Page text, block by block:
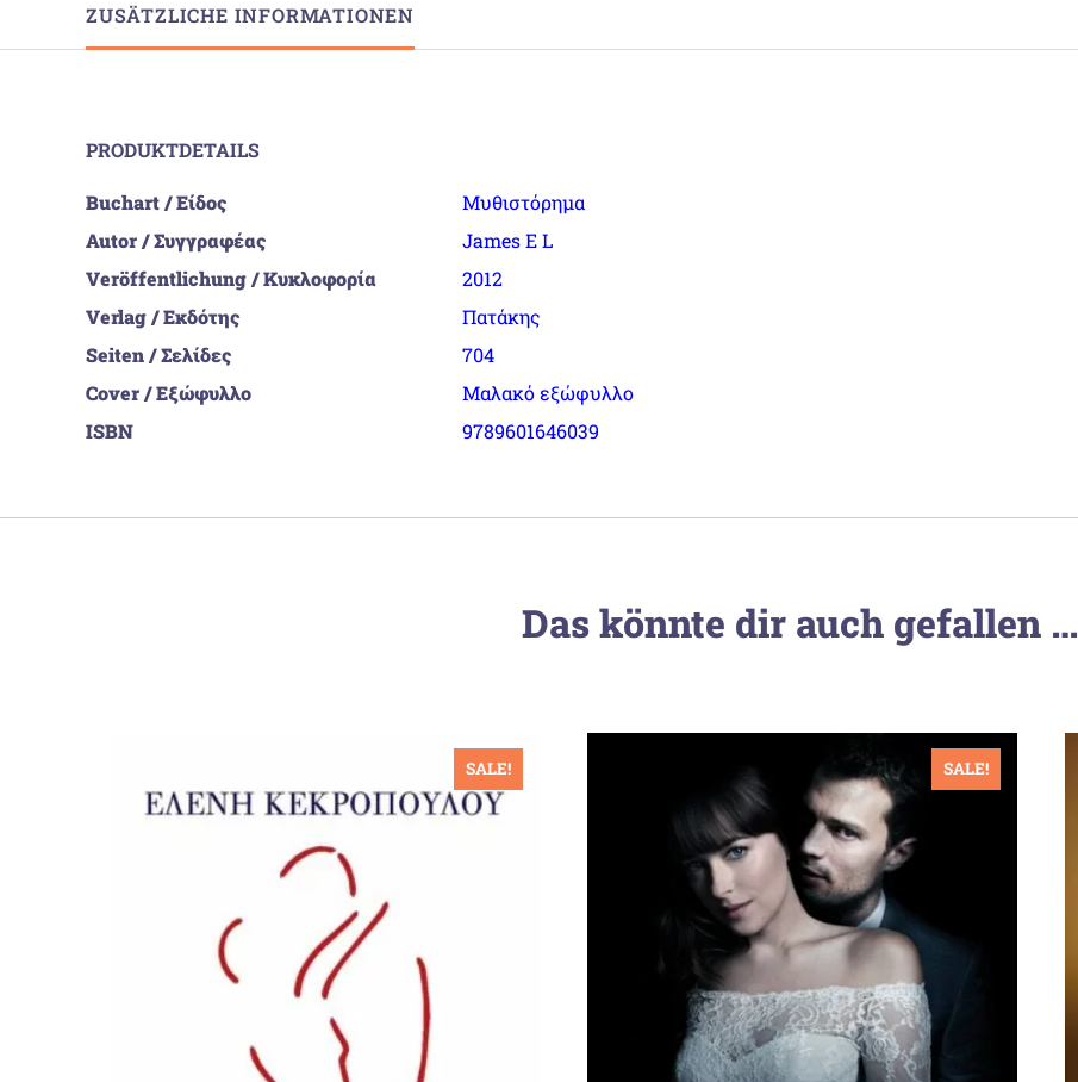
ZUSÄTZLICHE INFORMATIONEN
PRODUKTDETAILS
Buchart / Είδος
Μυθιστόρημα
Autor / Συγγραφέας
James E L
Veröffentlichung / Κυκλοφορία
2012
Verlag / Εκδότης
Πατάκης
Seiten / Σελίδες
704
Cover / Εξώφυλλο
Μαλακό εξώφυλλο
ISBN
9789601646039
Das könnte dir auch gefallen …
SALE! SALE!